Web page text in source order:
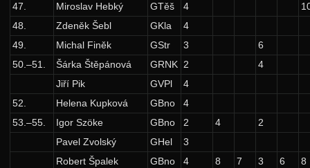
47.
Miroslav Hebký GTěš 4
48.
Zdeněk Šebl GKla
4
49.
Michal Finěk GStr 3
6
50.–51.
Šárka Štěpánová GRNK 2
4
Jiří Pik
GVPl
4
52.
Helena Kupková GBno
4
53.–55.
Igor Szöke GBno 2 4
2
Pavel Zvolský
GHel
3
Robert Špalek
GBno 4 8 7 3 6
8
Řešení
Výsledky
Zadání 4. série
Řešení
Zadání 5. série
Řešení
Výsledky